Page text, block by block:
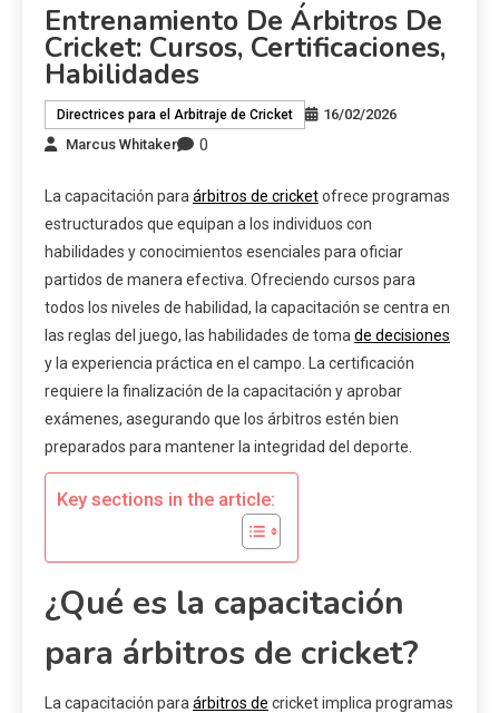
Entrenamiento De Árbitros De
Cricket: Cursos, Certificaciones,
Habilidades
Directrices para el Arbitraje de Cricket
16/02/2026
Marcus Whitaker
0
La capacitación para árbitros de cricketofrece programas
estructurados que equipan a los individuos con
habilidades y conocimientos esenciales para oficiar
partidos de manera efectiva. Ofreciendo cursos para
todos los niveles de habilidad, la capacitación se centra en
las reglas del juego, las habilidades de toma de decisiones
y la experiencia práctica en el campo. La certificación
requiere la finalización de la capacitación y aprobar
exámenes, asegurando que los árbitros estén bien
preparados para mantener la integridad del deporte.
Key sections in the article:
¿Qué es la capacitación
para árbitros de cricket?
La capacitación para árbitros de cricket implica programas